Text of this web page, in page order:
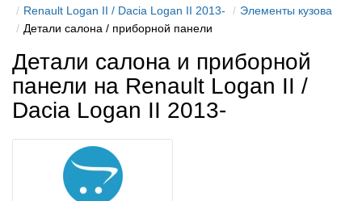
Renault Logan II / Dacia Logan II 2013-
Элементы кузова
Детали салона / приборной панели
Детали салона и приборной
панели на Renault Logan II /
Dacia Logan II 2013-